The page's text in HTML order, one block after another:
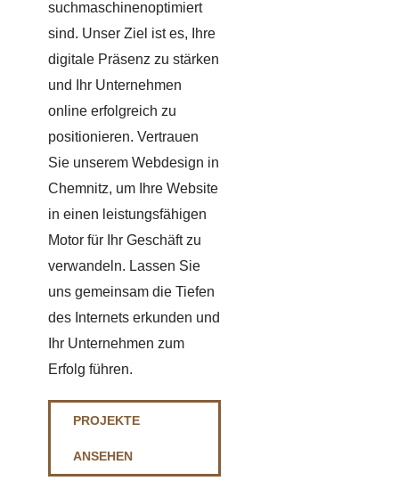
suchmaschinenoptimiert
sind. Unser Ziel ist es, Ihre
digitale Präsenz zu stärken
und Ihr Unternehmen
online erfolgreich zu
positionieren. Vertrauen
Sie unserem Webdesign in
Chemnitz, um Ihre Website
in einen leistungsfähigen
Motor für Ihr Geschäft zu
verwandeln. Lassen Sie
uns gemeinsam die Tiefen
des Internets erkunden und
Ihr Unternehmen zum
Erfolg führen.
PROJEKTE
ANSEHEN